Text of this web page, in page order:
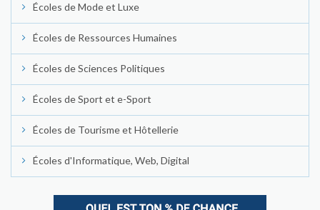
Écoles de Mode et Luxe
Écoles de Ressources Humaines
Écoles de Sciences Politiques
Écoles de Sport et e-Sport
Écoles de Tourisme et Hôtellerie
Écoles d'Informatique, Web, Digital